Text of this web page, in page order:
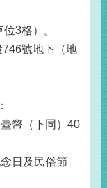
3格）。
號地下（地
幣（下同）40
日及民俗節